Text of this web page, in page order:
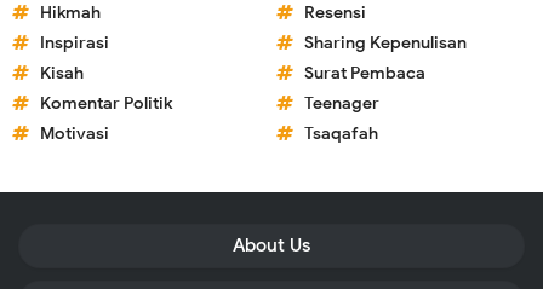
Hikmah
Inspirasi
Kisah
Komentar Politik
Motivasi
Resensi
Sharing Kepenulisan
Surat Pembaca
Teenager
Tsaqafah
About Us